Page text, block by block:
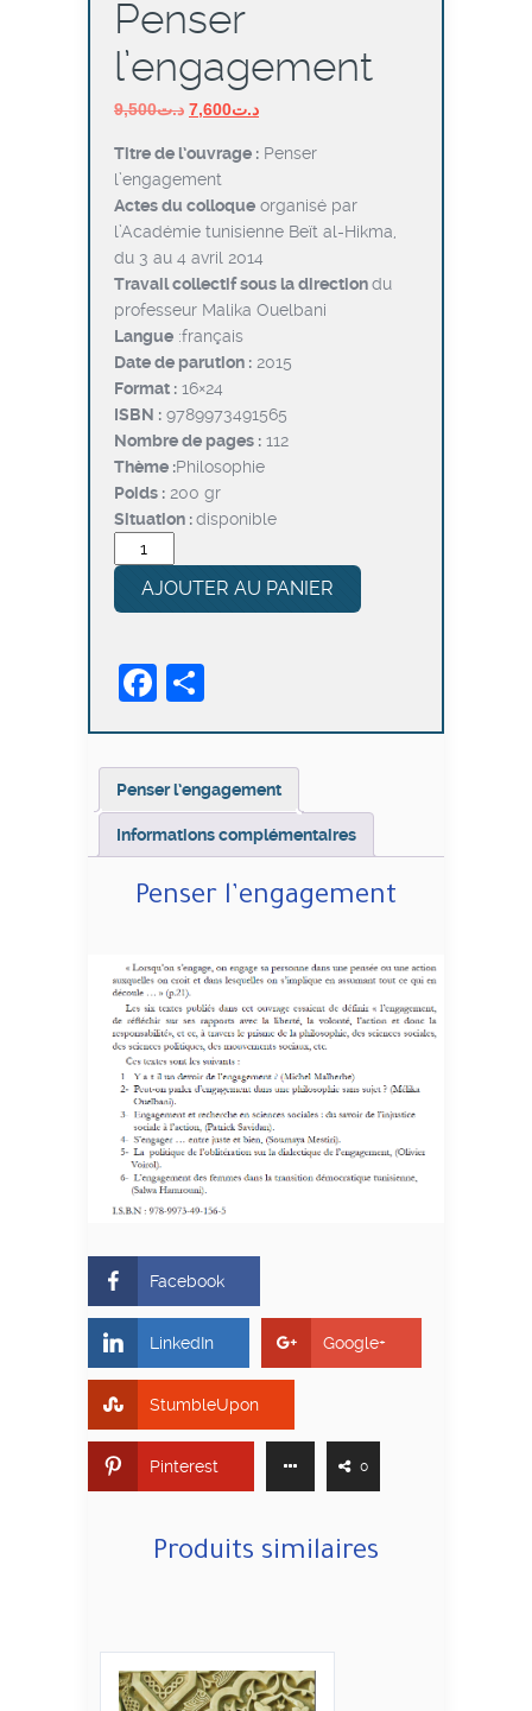
Penser
l’engagement
د.ت9,500
Le
initial
était :
د.ت9,500.
د.ت7,600
Le
actuel
Titre de l’ouvrage : Penser
l’engagement
Actes du colloque organisé par
l’Académie tunisienne Beït al-Hikma,
du 3 au 4 avril 2014
Travail collectif sous la directiondu
professeur Malika Ouelbani
Langue :français
Date de parution : 2015
Format : 16×24
ISBN : 9789973491565
Nombre de pages : 112
Thème :Philosophie
Poids : 200 gr
Situation :disponible
quantité
de
PenserAJOUTER AU PANIER
Facebook
Penser l’engagement
Informations complémentaires
Penser l’engagement
Facebook
LinkedIn Google+
StumbleUpon
Pinterest 0
Produits similaires